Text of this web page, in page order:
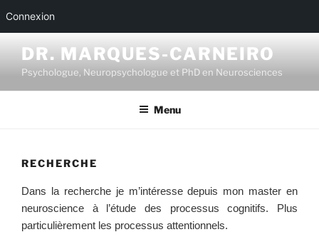
Connexion
contenu
principal
DR. MARQUES-CARNEIRO
Psychologue, Neuropsychologue et PhD en Neurosciences
Menu
RECHERCHE
Dans la recherche je m’intéresse depuis mon master en
neuroscience à l’étude des processus cognitifs. Plus
particulièrement les processus attentionnels.